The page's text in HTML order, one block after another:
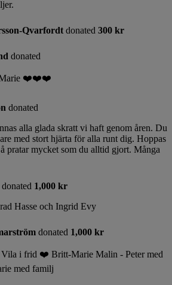
Qvarfordt donated 300 kr
donated
Marie ❤️❤️❤️
donated
alla glada skratt vi haft genom åren. Du
med stort hjärta för alla runt dig. Hoppas
pratar mycket som du alltid gjort. Många
donated 1,000 kr
Hasse och Ingrid Evy
donated 1,000 kr
Vila i frid ❤️ Britt-Marie Malin - Peter med
med familj